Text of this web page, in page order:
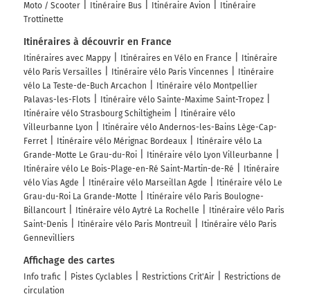
Moto / Scooter
Itinéraire Bus Itinéraire Avion
Itinéraire
Trottinette
Itinéraires à découvrir en France
Itinéraires avec Mappy Itinéraires en Vélo en France
Itinéraire
vélo Paris Versailles
Itinéraire vélo Paris Vincennes
Itinéraire
vélo La Teste-de-Buch Arcachon
Itinéraire vélo Montpellier
Palavas-les-Flots
Itinéraire vélo Sainte-Maxime Saint-Tropez
Itinéraire vélo Strasbourg Schiltigheim
Itinéraire vélo
Villeurbanne Lyon
Itinéraire vélo Andernos-les-Bains Lège-Cap-
Ferret
Itinéraire vélo Mérignac Bordeaux
Itinéraire vélo La
Grande-Motte Le Grau-du-Roi
Itinéraire vélo Lyon Villeurbanne
Itinéraire vélo Le Bois-Plage-en-Ré Saint-Martin-de-Ré
Itinéraire
vélo Vias Agde
Itinéraire vélo Marseillan Agde
Itinéraire vélo Le
Grau-du-Roi La Grande-Motte
Itinéraire vélo Paris Boulogne-
Billancourt
Itinéraire vélo Aytré La Rochelle
Itinéraire vélo Paris
Saint-Denis
Itinéraire vélo Paris Montreuil
Itinéraire vélo Paris
Gennevilliers
Affichage des cartes
Info trafic Pistes Cyclables Restrictions Crit'Air
Restrictions de
circulation